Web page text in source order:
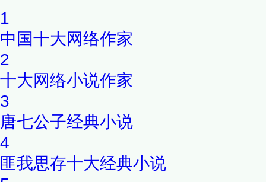
1
中国十大网络作家
2
十大网络小说作家
3
唐七公子经典小说
4
匪我思存十大经典小说